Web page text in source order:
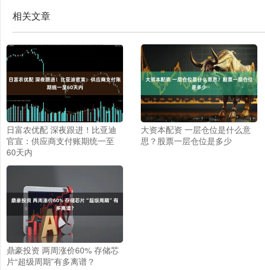
相关文章
日富农优配 深夜跟进！比亚迪
官宣：供应商支付账期统一至
60天内
大资本配资 一层仓位是什么意
思？股票一层仓位是多少
鼎豪投资 两周涨价60% 存储芯
片“超级周期”有多离谱？